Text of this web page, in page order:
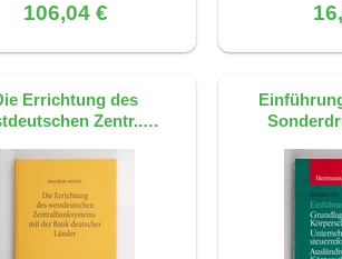
106,04 €
Errichtung des
Zentr..…